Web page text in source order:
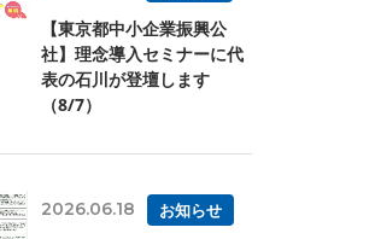
【東京都中小企業振興公
社】理念導入セミナーに代
表の石川が登壇します
（8/7）
2026.06.18 お知らせ